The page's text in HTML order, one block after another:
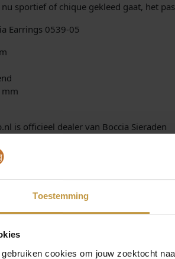
Toestemming
gebruiken cookies om jouw zoektocht
sportief of chique gekleed gaat, het
Earrings 0539-05
mm
is officieel dealer van Boccia Sieraden
Titanium – GRATIS verzending in